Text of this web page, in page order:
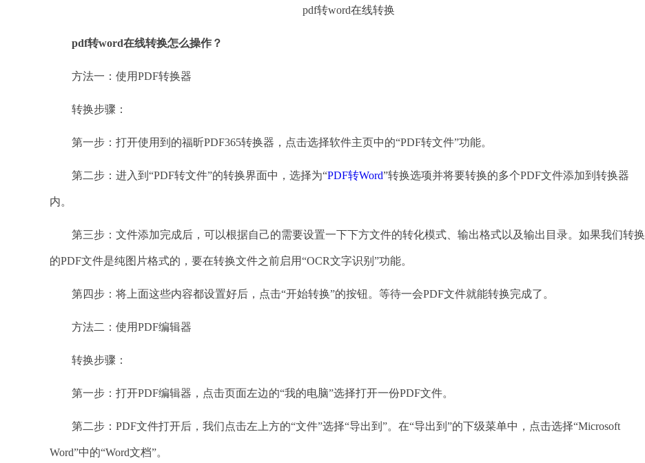
pdf转word在线转换
pdf转word在线转换怎么操作？
方法一：使用PDF转换器
转换步骤：
第一步：打开使用到的福昕PDF365转换器，点击选择软件主页中的“PDF转文件”功能。
第二步：进入到“PDF转文件”的转换界面中，选择为“PDF转Word”转换选项并将要转换的多个PDF文件添加到转换器
内。
第三步：文件添加完成后，可以根据自己的需要设置一下下方文件的转化模式、输出格式以及输出目录。如果我们转换
的PDF文件是纯图片格式的，要在转换文件之前启用“OCR文字识别”功能。
第四步：将上面这些内容都设置好后，点击“开始转换”的按钮。等待一会PDF文件就能转换完成了。
方法二：使用PDF编辑器
转换步骤：
第一步：打开PDF编辑器，点击页面左边的“我的电脑”选择打开一份PDF文件。
第二步：PDF文件打开后，我们点击左上方的“文件”选择“导出到”。在“导出到”的下级菜单中，点击选择“Microsoft
Word”中的“Word文档”。